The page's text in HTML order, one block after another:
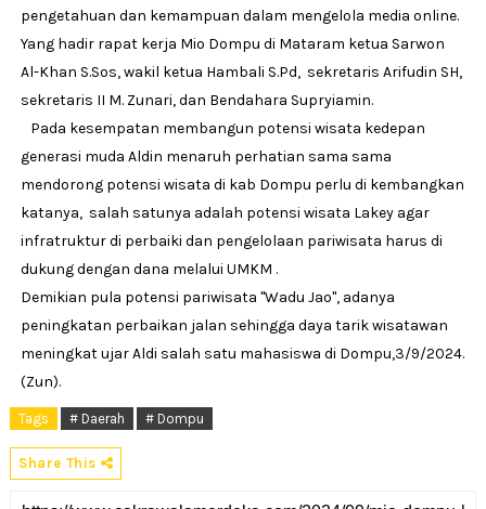
pengetahuan dan kemampuan dalam mengelola media online.
Yang hadir rapat kerja Mio Dompu di Mataram ketua Sarwon
Al-Khan S.Sos, wakil ketua Hambali S.Pd, sekretaris Arifudin SH,
sekretaris II M. Zunari, dan Bendahara Supryiamin.
Pada kesempatan membangun potensi wisata kedepan
generasi muda Aldin menaruh perhatian sama sama
mendorong potensi wisata di kab Dompu perlu di kembangkan
katanya, salah satunya adalah potensi wisata Lakey agar
infratruktur di perbaiki dan pengelolaan pariwisata harus di
dukung dengan dana melalui UMKM .
Demikian pula potensi pariwisata "Wadu Jao", adanya
peningkatan perbaikan jalan sehingga daya tarik wisatawan
meningkat ujar Aldi salah satu mahasiswa di Dompu,3/9/2024.
(Zun).
Tags # Daerah # Dompu
Share This